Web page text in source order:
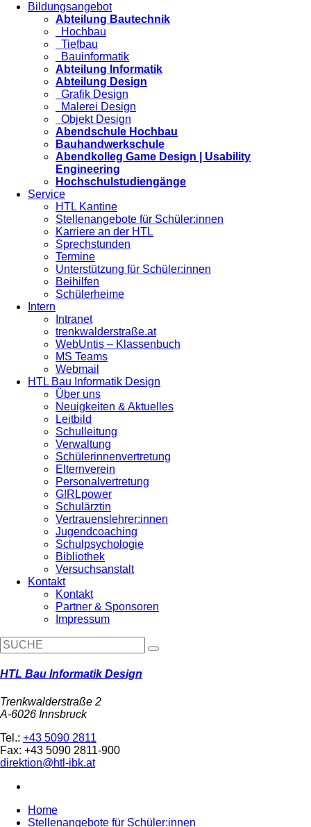
Bildungsangebot
Abteilung Bautechnik
Hochbau
Tiefbau
Bauinformatik
Abteilung Informatik
Abteilung Design
Grafik Design
Malerei Design
Objekt Design
Abendschule Hochbau
Bauhandwerkschule
Abendkolleg Game Design | Usability
Engineering
Hochschulstudiengänge
Service
HTL Kantine
Stellenangebote für Schüler:innen
Karriere an der HTL
Sprechstunden
Termine
Unterstützung für Schüler:innen
Beihilfen
Schülerheime
Intern
Intranet
trenkwalderstraße.at
WebUntis – Klassenbuch
MS Teams
Webmail
HTL Bau Informatik Design
Über uns
Neuigkeiten & Aktuelles
Leitbild
Schulleitung
Verwaltung
Schülerinnenvertretung
Elternverein
Personalvertretung
G!RLpower
Schulärztin
Vertrauenslehrer:innen
Jugendcoaching
Schulpsychologie
Bibliothek
Versuchsanstalt
Kontakt
Kontakt
Partner & Sponsoren
Impressum
HTL Bau Informatik Design
Trenkwalderstraße 2
A-6026 Innsbruck
Tel.: +43 5090 2811
Fax: +43 5090 2811-900
direktion@htl-ibk.at
Home
Stellenangebote für Schüler:innen